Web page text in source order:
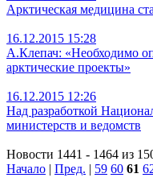
Арктическая медицина
16.12.2015 15:28
А.Клепач: «Необходимо
арктические проекты»
16.12.2015 12:26
Над разработкой
министерств и ведомств
Новости 1441 - 1464 из
Начало | Пред. | 59 60 61